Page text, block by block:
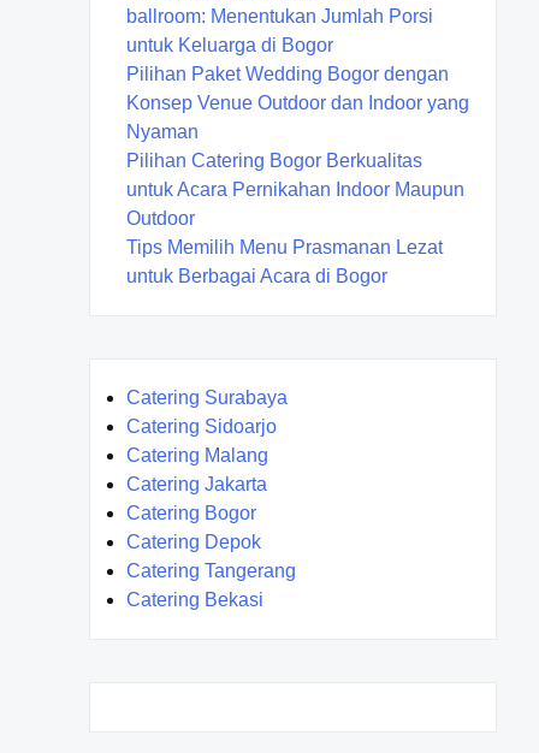
ballroom: Menentukan Jumlah Porsi
untuk Keluarga di Bogor
Pilihan Paket Wedding Bogor dengan
Konsep Venue Outdoor dan Indoor yang
Nyaman
Pilihan Catering Bogor Berkualitas
untuk Acara Pernikahan Indoor Maupun
Outdoor
Tips Memilih Menu Prasmanan Lezat
untuk Berbagai Acara di Bogor
Catering Surabaya
Catering Sidoarjo
Catering Malang
Catering Jakarta
Catering Bogor
Catering Depok
Catering Tangerang
Catering Bekasi